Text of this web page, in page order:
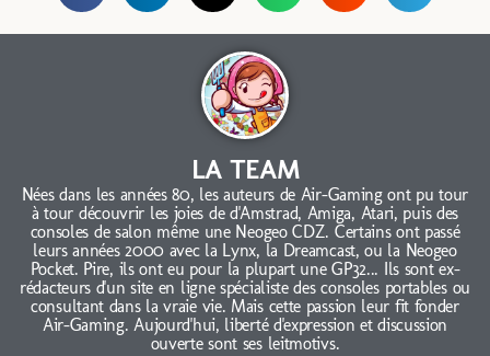
LA TEAM
Nées dans les années 80, les auteurs de Air-Gaming ont pu tour
à tour découvrir les joies de d'Amstrad, Amiga, Atari, puis des
consoles de salon même une Neogeo CDZ. Certains ont passé
leurs années 2000 avec la Lynx, la Dreamcast, ou la Neogeo
Pocket. Pire, ils ont eu pour la plupart une GP32... Ils sont ex-
rédacteurs d'un site en ligne spécialiste des consoles portables ou
consultant dans la vraie vie. Mais cette passion leur fit fonder
Air-Gaming. Aujourd'hui, liberté d'expression et discussion
ouverte sont ses leitmotivs.